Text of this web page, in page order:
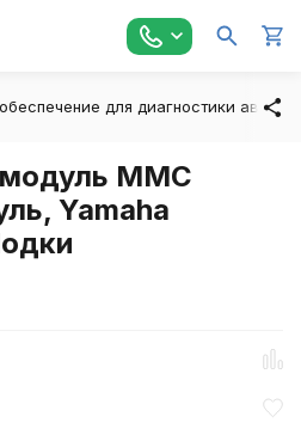
для диагностики
MMC
Yamaha